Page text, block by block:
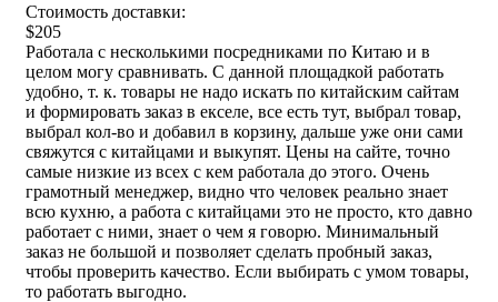
Стоимость доставки:
$205
Работала с несколькими посредниками по Китаю и в
целом могу сравнивать. С данной площадкой работать
удобно, т. к. товары не надо искать по китайским сайтам
и формировать заказ в екселе, все есть тут, выбрал товар,
выбрал кол-во и добавил в корзину, дальше уже они сами
свяжутся с китайцами и выкупят. Цены на сайте, точно
самые низкие из всех с кем работала до этого. Очень
грамотный менеджер, видно что человек реально знает
всю кухню, а работа с китайцами это не просто, кто давно
работает с ними, знает о чем я говорю. Минимальный
заказ не большой и позволяет сделать пробный заказ,
чтобы проверить качество. Если выбирать с умом товары,
то работать выгодно.